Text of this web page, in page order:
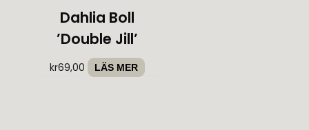
Dahlia Boll
’Double Jill’
kr69,00 LÄS MER